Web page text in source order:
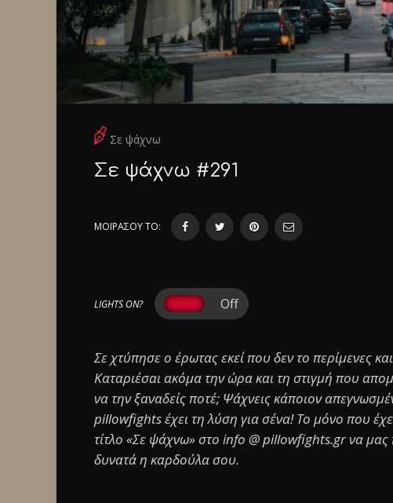
Σε ψάχνω
Σε ψάχνω #291
ΜΟΙΡΑΣΟΥ ΤΟ:
LIGHTS ON?
Σε χτύπησε ο έρωτας εκεί που δεν το περίμενες
Καταριέσαι ακόμα την ώρα και τη στιγμή που
να την ξαναδείς ποτέ; Ψάχνεις κάποιον
pillowfights έχει τη λύση για σένα! Το μόνο που
τίτλο «Σε ψάχνω» στο info @ pillowfights.gr να μας
δυνατά η καρδούλα σου.